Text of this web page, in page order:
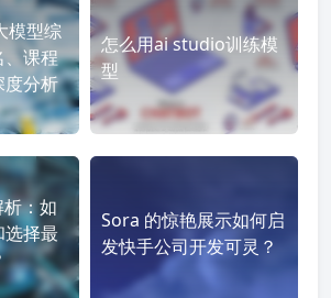
模型综
、课程
度分析
怎么用ai studio训练模
型
：如
择最
Sora 的惊艳展示如何启
发快手公司开发可灵？